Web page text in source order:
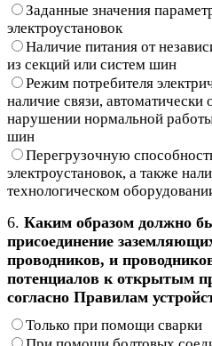
Заданные значения
электроустановок
Наличие питания от
из секций или систем шин
Режим потребителя
наличие связи,
нарушении нормальной
шин
Перегрузочную
электроустановок, а также
технологическом
6. Каким образом должно
присоединение
проводников, и
потенциалов к открытым
согласно Правилам
Только при помощи сварки